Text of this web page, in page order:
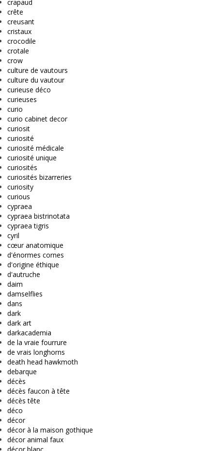
crapaud
crête
creusant
cristaux
crocodile
crotale
crow
culture de vautours
culture du vautour
curieuse déco
curieuses
curio
curio cabinet decor
curiosit
curiosité
curiosité médicale
curiosité unique
curiosités
curiosités bizarreries
curiosity
curious
cypraea
cypraea bistrinotata
cypraea tigris
cyril
cœur anatomique
d'énormes cornes
d'origine éthique
d'autruche
daim
damselflies
dans
dark
dark art
darkacademia
de la vraie fourrure
de vrais longhorns
death head hawkmoth
debarque
décès
décès faucon à tête
décès tête
déco
décor
décor à la maison gothique
décor animal faux
décor blanc